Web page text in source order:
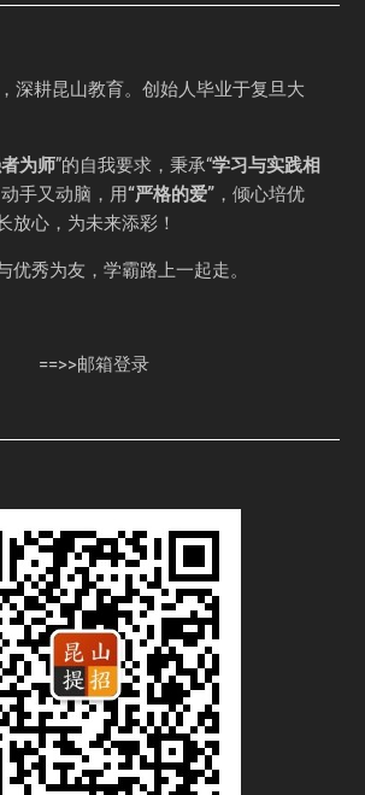
深耕昆山教育。创始人毕业于复旦大
为师”的自我要求，秉承“学习与实践相
手又动脑，用“严格的爱” ，倾心培优
放心，为未来添彩！
优秀为友，学霸路上一起走。
==>>邮箱登录